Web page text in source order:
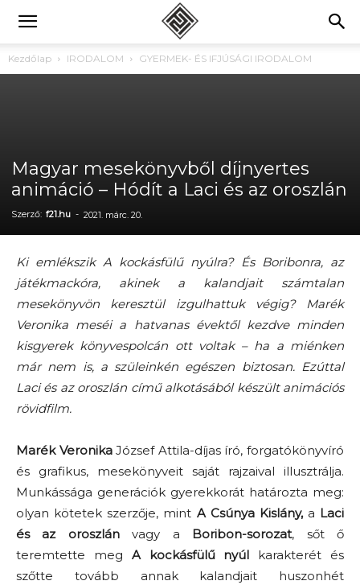
Kezdőlap IRODALOM GYERMEK- ÉS IFJÚSÁGI IRODALOM
Magyar mesekönyvből díjnyertes
animáció – Hódít a Laci és az oroszlán
Szerző: f21.hu - 2021. márc. 20.
Ki emlékszik A kockásfülű nyúlra? És Boribonra, az
játékmackóra, akinek a kalandjait számtalan
mesekönyvön keresztül izgulhattuk végig? Marék
Veronika meséi a hatvanas évektől kezdve minden
kisgyerek könyvespolcán ott voltak – ha a miénken
már nem is, a szüleinkén egészen biztosan. Ezúttal
Laci és az oroszlán című alkotásából készült animációs
rövidfilm.
Marék VeronikaJózsef Attila-díjas író, forgatókönyvíró
és grafikus, mesekönyveit saját rajzaival illusztrálja.
Munkássága generációk gyerekkorát határozta meg:
olyan kötetek szerzője, mint A Csúnya Kislány,a Laci
és az oroszlánvagy a Boribon-sorozat, sőt ő
teremtette meg A kockásfülű nyúl karakterét és
szőtte tovább annak kalandjait huszonhét